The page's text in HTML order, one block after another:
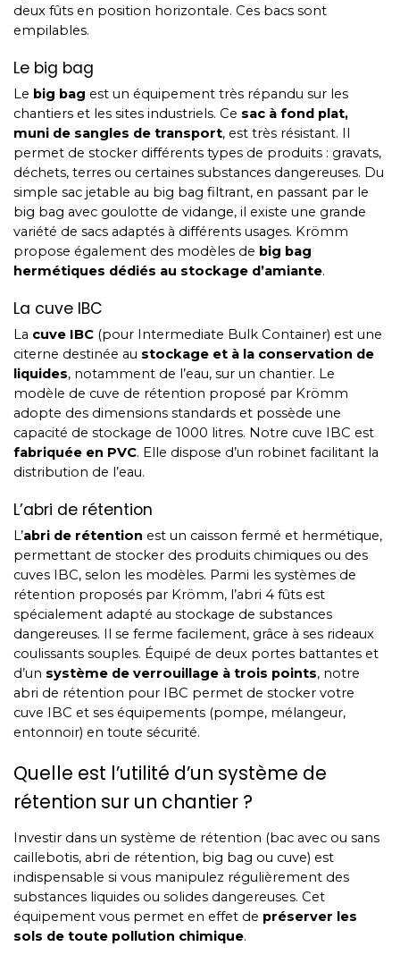
deux fûts en position horizontale. Ces bacs sont
empilables.
Le big bag
Le big bag est un équipement très répandu sur les
chantiers et les sites industriels. Ce sac à fond plat,
muni de sangles de transport, est très résistant. Il
permet de stocker différents types de produits : gravats,
déchets, terres ou certaines substances dangereuses. Du
simple sac jetable au big bag filtrant, en passant par le
big bag avec goulotte de vidange, il existe une grande
variété de sacs adaptés à différents usages. Krömm
propose également des modèles de big bag
hermétiques dédiés au stockage d’amiante.
La cuve IBC
La cuve IBC (pour Intermediate Bulk Container) est une
citerne destinée au stockage et à la conservation de
liquides, notamment de l’eau, sur un chantier. Le
modèle de cuve de rétention proposé par Krömm
adopte des dimensions standards et possède une
capacité de stockage de 1000 litres. Notre cuve IBC est
fabriquée en PVC. Elle dispose d’un robinet facilitant la
distribution de l’eau.
L’abri de rétention
L’abri de rétention est un caisson fermé et hermétique,
permettant de stocker des produits chimiques ou des
cuves IBC, selon les modèles. Parmi les systèmes de
rétention proposés par Krömm, l’abri 4 fûts est
spécialement adapté au stockage de substances
dangereuses. Il se ferme facilement, grâce à ses rideaux
coulissants souples. Équipé de deux portes battantes et
d’un système de verrouillage à trois points, notre
abri de rétention pour IBC permet de stocker votre
cuve IBC et ses équipements (pompe, mélangeur,
entonnoir) en toute sécurité.
Quelle est l’utilité d’un système de
rétention sur un chantier ?
Investir dans un système de rétention (bac avec ou sans
caillebotis, abri de rétention, big bag ou cuve) est
indispensable si vous manipulez régulièrement des
substances liquides ou solides dangereuses. Cet
équipement vous permet en effet de préserver les
sols de toute pollution chimique.